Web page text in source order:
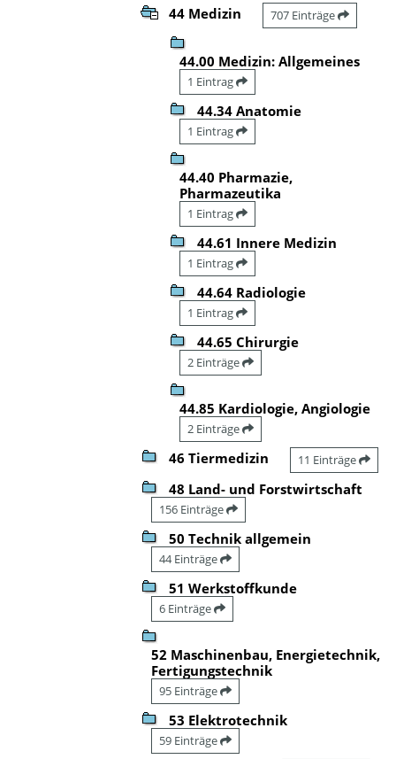
44 Medizin 707 Einträge
44.00 Medizin: Allgemeines
1 Eintrag
44.34 Anatomie
1 Eintrag
44.40 Pharmazie,
Pharmazeutika
1 Eintrag
44.61 Innere Medizin
1 Eintrag
44.64 Radiologie
1 Eintrag
44.65 Chirurgie
2 Einträge
44.85 Kardiologie, Angiologie
2 Einträge
46 Tiermedizin 11 Einträge
48 Land- und Forstwirtschaft
156 Einträge
50 Technik allgemein
44 Einträge
51 Werkstoffkunde
6 Einträge
52 Maschinenbau, Energietechnik,
Fertigungstechnik
95 Einträge
53 Elektrotechnik
59 Einträge